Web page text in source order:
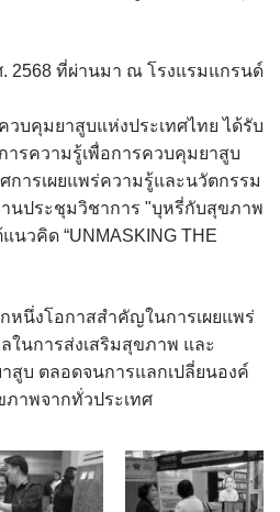
2568 ที่ผ่านมา ณ โรงแรมแกรนด์
วบคุมยาสูบแห่งประเทศไทย ได้รับ
ารความรู้เพื่อการควบคุมยาสูบ
การเผยแพร่ความรู้และนวัตกรรม
นประชุมวิชาการ "บุหรี่กับสุขภาพ
นวคิด “UNMASKING THE
หนึ่งโอกาสสำคัญในการเผยแพร่
นการส่งเสริมสุขภาพ และ
บ ตลอดจนการแลกเปลี่ยนองค์
าพจากทั่วประเทศ